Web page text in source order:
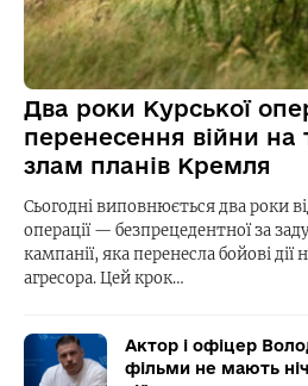
Два роки Курської
перенесення війни на
злам планів Кремля
Сьогодні виповнюється два роки
операції — безпрецедентної за
кампанії, яка перенесла бойові
агресора. Цей крок…
Актор і офіцер
фільми не мають